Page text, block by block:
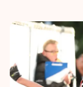
Waar kan ik
Evenementen
Tickets
Livestreams
Olympische
Medaille